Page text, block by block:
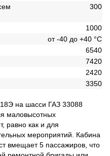
300
1000
от -40 до +40 °С
6540
7420
2420
3350
на шасси ГАЗ 33088
маловысотных
равно как и для
мероприятий. Кабина
вмещает 5 пассажиров, что